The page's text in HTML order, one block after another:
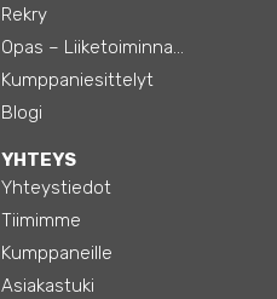
Rekry
Opas – Liiketoiminnan tehostamiseen
Kumppaniesittelyt
Blogi
YHTEYS
Yhteystiedot
Tiimimme
Kumppaneille
Asiakastuki